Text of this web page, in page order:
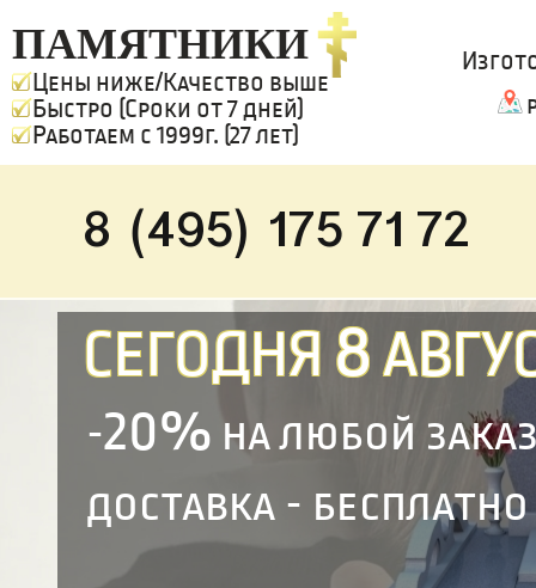
ПАМЯТНИКИ
Цены ниже/Качество выше
Быстро (Сроки от 7 дней)
Работаем с 1999г. (27 лет)
8 (495) 175 71 72
СЕГОДНЯ 8
-20% на любой
доставка - бесплатно